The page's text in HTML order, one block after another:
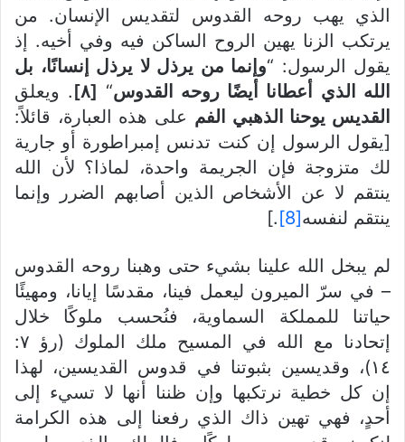
الذي يهب روحه القدوس لتقديس الإنسان. من
يرتكب الزنا يهين الروح الساكن فيه وفي أخيه. إذ
يقول الرسول: “وإنما من يرذل لا يرذل إنسانًا، بل
الله الذي أعطانا أيضًا روحه القدوس“ [٨]
. ويعلق
القديس يوحنا الذهبي الفم على هذه العبارة، قائلاً:
[يقول الرسول إن كنت تدنس إمبراطورة أو جارية
لك متزوجة فإن الجريمة واحدة، لماذا؟ لأن الله
ينتقم لا عن الأشخاص الذين أصابهم الضرر وإنما
ينتقم لنفسه[8]
.]
لم يبخل الله علينا بشيء حتى وهبنا روحه القدوس
– في سرّ الميرون ليعمل فينا، مقدسًا إيانا، ومهيئًا
حياتنا للمملكة السماوية، فنُحسب ملوكًا خلال
إتحادنا مع الله في المسيح ملك الملوك (رؤ ٧:
١٤)، وقديسين بثبوتنا في قدوس القديسين، لهذا
إن كل خطية نرتكبها وإن ظننا أنها لا تسيء إلى
أحدٍ، فهي تهين ذاك الذي رفعنا إلى هذه الكرامة